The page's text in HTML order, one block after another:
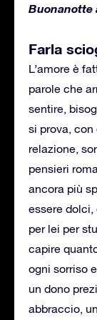
Buonanotte
Farla
L’amore è
parole che
sentire,
si prova, con
relazione,
pensieri
ancora più
essere dolci,
per lei per
capire
ogni sorriso
un dono
abbraccio,